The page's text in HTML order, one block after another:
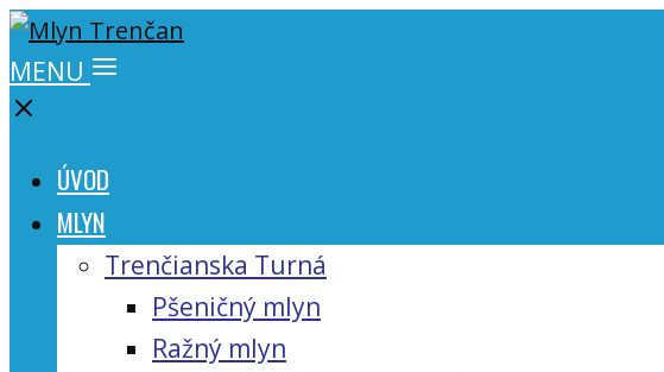
MENU
ÚVOD
MLYN
Trenčianska Turná
Pšeničný mlyn
Ražný mlyn